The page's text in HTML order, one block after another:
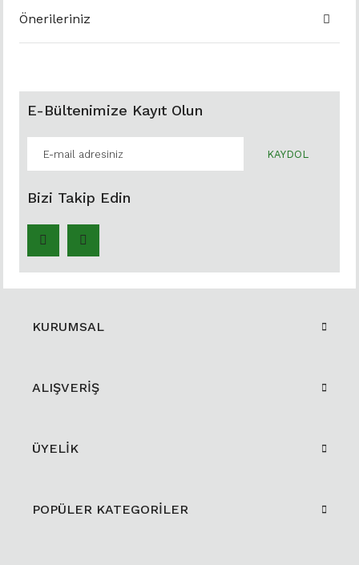
Önerileriniz
E-Bültenimize Kayıt Olun
KAYDOL
Bizi Takip Edin
KURUMSAL
ALIŞVERİŞ
ÜYELİK
POPÜLER KATEGORİLER